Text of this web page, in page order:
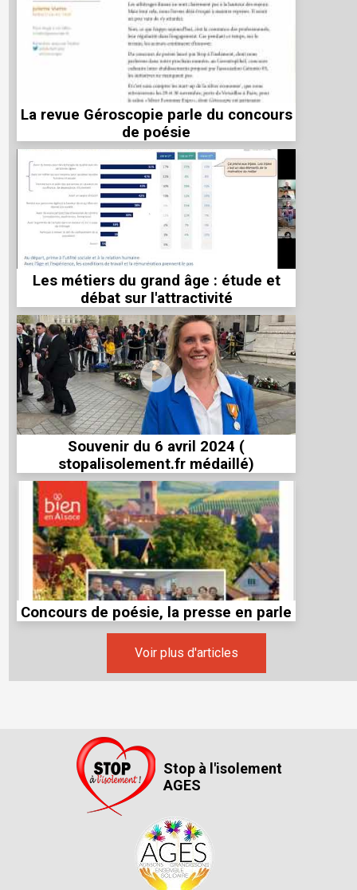
La revue Géroscopie parle du concours
de poésie
Les métiers du grand âge : étude et
débat sur l'attractivité
Souvenir du 6 avril 2024 (
stopalisolement.fr médaillé)
Concours de poésie, la presse en parle
Voir plus d'articles
Stop à l'isolement
AGES